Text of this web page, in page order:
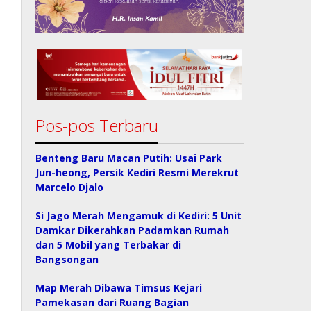
Pos-pos Terbaru
Benteng Baru Macan Putih: Usai Park
Jun-heong, Persik Kediri Resmi Merekrut
Marcelo Djalo
Si Jago Merah Mengamuk di Kediri: 5 Unit
Damkar Dikerahkan Padamkan Rumah
dan 5 Mobil yang Terbakar di
Bangsongan
Map Merah Dibawa Timsus Kejari
Pamekasan dari Ruang Bagian